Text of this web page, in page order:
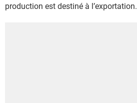
production est destiné à l’exportation.